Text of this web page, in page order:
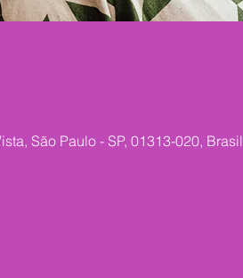
São Paulo - SP, 01313-020, Brasil